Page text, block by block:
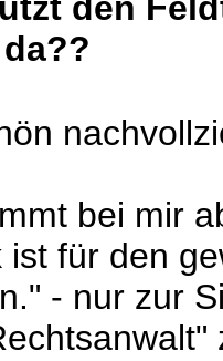
den
bei mir
ist für den
- nur zur